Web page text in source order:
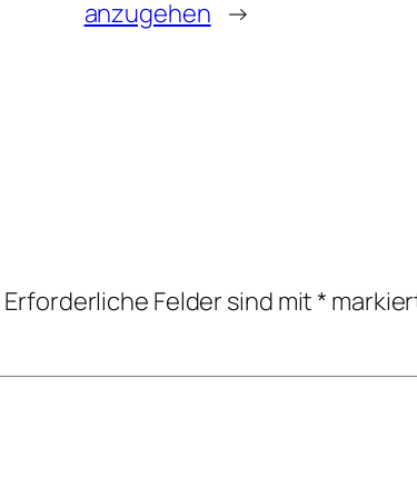
anzugehen →
Erforderliche Felder sind mit*